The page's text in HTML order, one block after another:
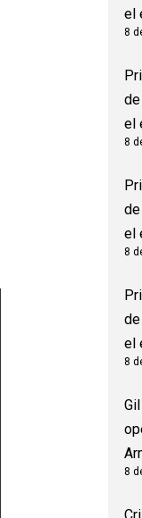
el
8
el
8
el
8
el
8
8